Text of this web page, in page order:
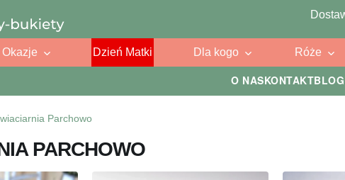
O NASKONTAKTBLOG
Okazje Dzień Matki Dla kogo Róże
Parchowo
PARCHOWO